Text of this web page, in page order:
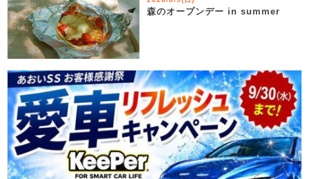
森のオープンデー in summer